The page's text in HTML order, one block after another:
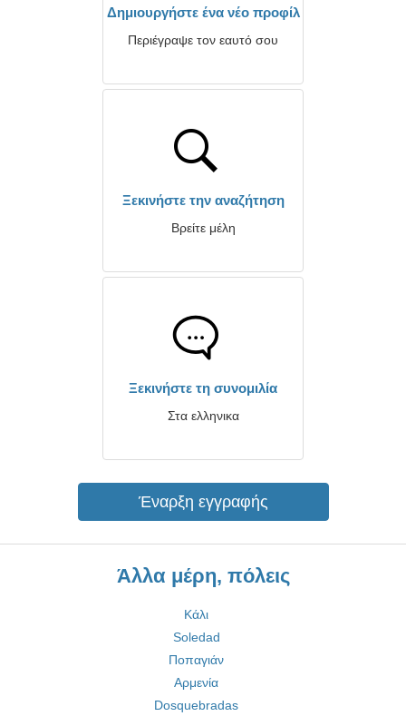
Δημιουργήστε ένα νέο προφίλ
Περιέγραψε τον εαυτό σου
Ξεκινήστε την αναζήτηση
Βρείτε μέλη
Ξεκινήστε τη συνομιλία
Στα ελληνικα
Έναρξη εγγραφής
Άλλα μέρη, πόλεις
Κάλι
Soledad
Ποπαγιάν
Αρμενία
Dosquebradas